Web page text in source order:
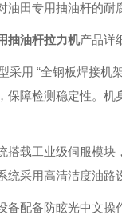
油田专用抽油杆的耐
抽油杆拉力机产品详
采用 “全钢板焊接
保障检测稳定性。
搭载工业级伺服模块
统采用高清洁度油路
备配备防眩光中文